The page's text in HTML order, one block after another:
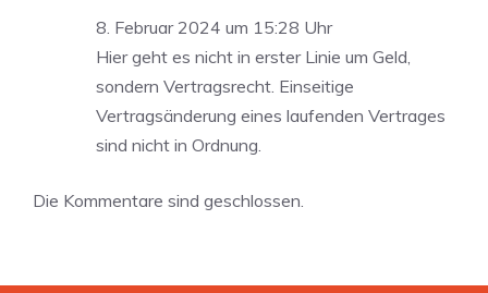
8. Februar 2024 um 15:28 Uhr
Hier geht es nicht in erster Linie um Geld,
sondern Vertragsrecht. Einseitige
Vertragsänderung eines laufenden Vertrages
sind nicht in Ordnung.
Die Kommentare sind geschlossen.